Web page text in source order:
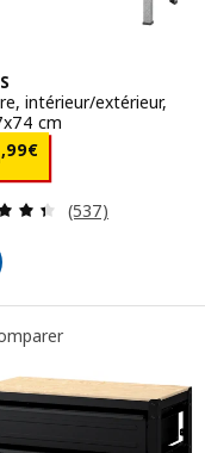
Nombre total de
intérieur/extérieur,
cm
,99€
14,99€
Révision: 4.4
(537)